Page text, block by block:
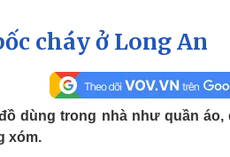
Thể thao
cháy ở Long An
dùng trong nhà như quần
xóm.